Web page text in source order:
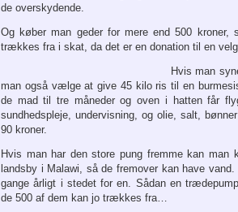
de overskydende.
Og køber man geder for mere end 500 kroner,
trækkes fra i skat, da det er en donation til en
Hvis man
man også vælge at give 45 kilo ris til en
de mad til tre måneder og oven i hatten får
sundhedspleje, undervisning, og olie, salt,
90 kroner.
Hvis man har den store pung fremme kan man
landsby i Malawi, så de fremover kan have
gange årligt i stedet for en. Sådan en
de 500 af dem kan jo trækkes fra…